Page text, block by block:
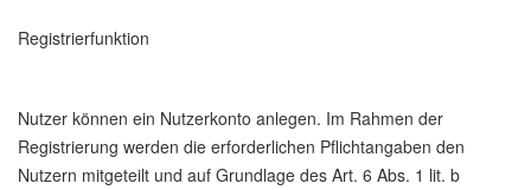
Registrierfunktion
Nutzer können ein Nutzerkonto anlegen. Im Rahmen der
Registrierung werden die erforderlichen Pflichtangaben den
Nutzern mitgeteilt und auf Grundlage des Art. 6 Abs. 1 lit. b